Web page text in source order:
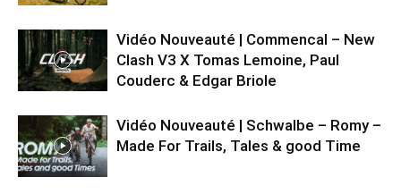
Vidéo Nouveauté | Commencal – New
Clash V3 X Tomas Lemoine, Paul
Couderc & Edgar Briole
Vidéo Nouveauté | Schwalbe – Romy –
Made For Trails, Tales & good Time